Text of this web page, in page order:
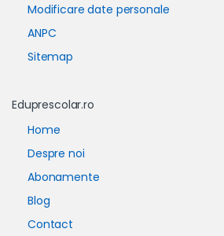
Modificare date personale
ANPC
Sitemap
Eduprescolar.ro
Home
Despre noi
Abonamente
Blog
Contact